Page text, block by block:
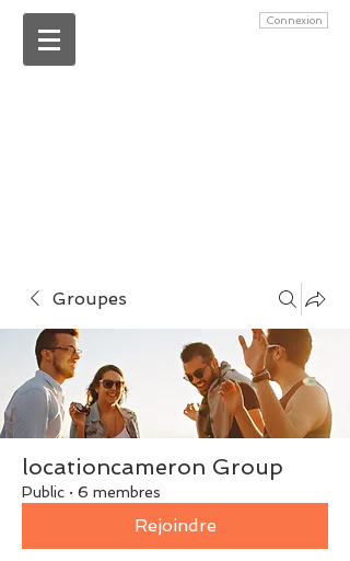
Connexion
Groupes
locationcameron Group
Public · 6 membres
Rejoindre